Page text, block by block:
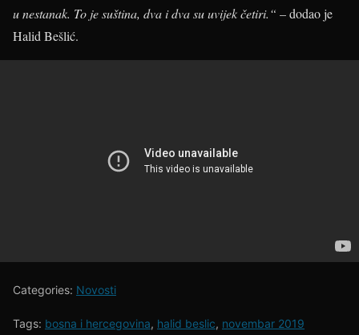
u nestanak. To je suština, dva i dva su uvijek četiri.“ – dodao je
Halid Bešlić.
Categories: Novosti
Tags: bosna i hercegovina, halid beslic, novembar 2019